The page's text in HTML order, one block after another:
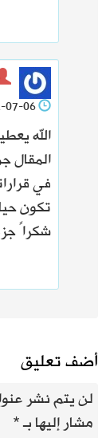
الله
المقال
في
تكون
شكراً
أضف تعليق
لن يتم نشر
مشار إليها بـ*